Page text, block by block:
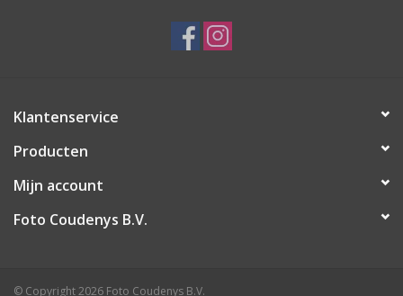
Klantenservice
Producten
Mijn account
Foto Coudenys B.V.
© Copyright 2026 Foto Coudenys B.V.